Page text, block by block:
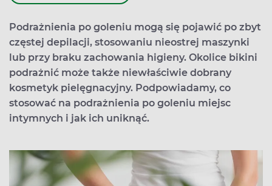
Podrażnienia po goleniu mogą się pojawić po zbyt
częstej depilacji, stosowaniu nieostrej maszynki
lub przy braku zachowania higieny. Okolice bikini
podrażnić może także niewłaściwie dobrany
kosmetyk pielęgnacyjny. Podpowiadamy, co
stosować na podrażnienia po goleniu miejsc
intymnych i jak ich uniknąć.